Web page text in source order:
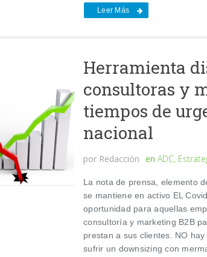
Leer Más
Herramienta
consultoras y
tiempos de
nacional
por Redacción en ADC,
La nota de prensa, elemento
se mantiene en activo EL
oportunidad para aquellas
consultoría y marketing B2B
prestan a sus clientes. NO
sufrir un downsizing con